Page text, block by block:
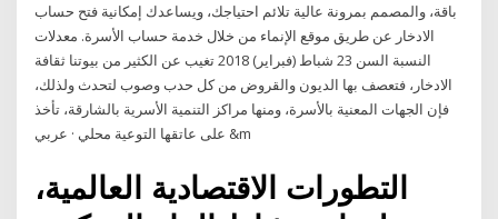
باقة، والمصمم بمرونة عالية تلائم احتياجك، ويساعدك إمكانية فتح حساب
الادخار عن طريق موقع الإنماء من خلال خدمة حساب الأسرة. معدلات
النسبة السن 23 شباط (فبراير) 2018 تغيب عن الكثير من بيوتنا ثقافة
الادخار، فتعصف بها الديون والقروض من كل حدب وصوب لتحدث ولذلك،
فإن الجهات المعنية بالأسرة، ومنها مراكز التنمية الأسرية بالشارقة، تأخذ
على عاتقها التوعية محلي · عربي &m
التطورات الاقتصادية العالمية،